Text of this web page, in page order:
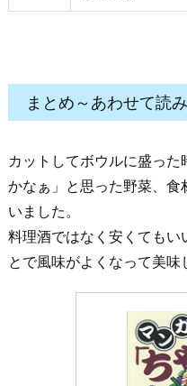
まとめ～あわせて読
カットしてボウルに盛っ
かなぁ」と思った野菜、食
いました。
料理酒ではなく安くてもい
とで風味がよくなって美味